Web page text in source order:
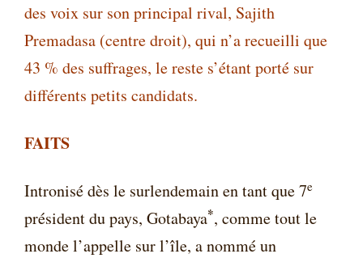
des voix sur son principal rival, Sajith
Premadasa (centre droit), qui n’a recueilli que
43 % des suffrages, le reste s’étant porté sur
différents petits candidats.
FAITS
Intronisé dès le surlendemain en tant que 7e
président du pays, Gotabaya*, comme tout le
monde l’appelle sur l’île, a nommé un